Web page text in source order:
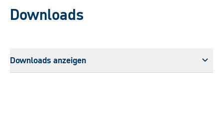
Downloads
Downloads anzeigen